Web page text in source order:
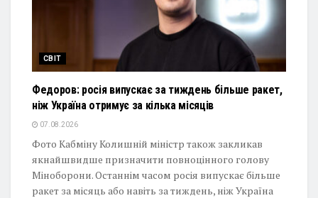
СВІТ
Федоров: росія випускає за тиждень більше ракет,
ніж Україна отримує за кілька місяців
07.08.2026
Фото Кабміну Колишній міністр також закликав
якнайшвидше призначити повноцінного голову
Міноборони. Останнім часом росія випускає більше
ракет за місяць або навіть за тиждень, ніж Україна